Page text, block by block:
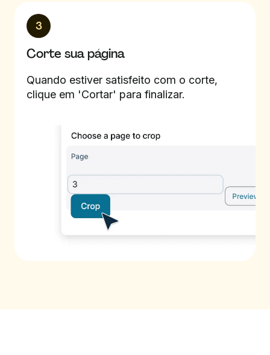
3
Corte sua página
Quando estiver satisfeito com o corte,
clique em 'Cortar' para finalizar.